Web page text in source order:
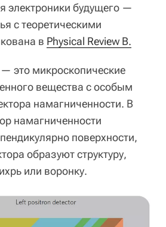
электроники будущего —
с теоретическими
в Physical Review B.
это микроскопические
вещества с особым
намагниченности. В
намагниченности
поверхности,
образуют структуру,
или воронку.